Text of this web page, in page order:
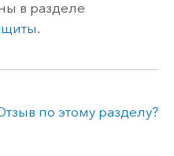
в разделе
.
по этому разделу?